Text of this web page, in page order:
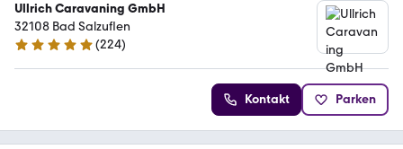
Ullrich Caravaning GmbH
32108 Bad Salzuflen
4.9 Sterne
(224)
Kontakt Parken